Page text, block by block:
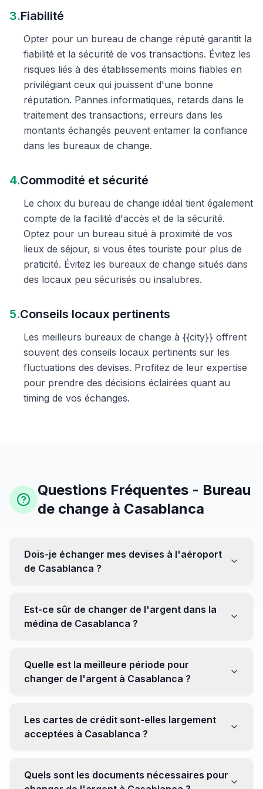
3.Fiabilité
Opter pour un bureau de change réputé garantit la
fiabilité et la sécurité de vos transactions. Évitez les
risques liés à des établissements moins fiables en
privilégiant ceux qui jouissent d'une bonne
réputation. Pannes informatiques, retards dans le
traitement des transactions, erreurs dans les
montants échangés peuvent entamer la confiance
dans les bureaux de change.
4.Commodité et sécurité
Le choix du bureau de change idéal tient également
compte de la facilité d'accès et de la sécurité.
Optez pour un bureau situé à proximité de vos
lieux de séjour, si vous êtes touriste pour plus de
praticité. Évitez les bureaux de change situés dans
des locaux peu sécurisés ou insalubres.
5.Conseils locaux pertinents
Les meilleurs bureaux de change à {{city}} offrent
souvent des conseils locaux pertinents sur les
fluctuations des devises. Profitez de leur expertise
pour prendre des décisions éclairées quant au
timing de vos échanges.
Questions Fréquentes - Bureau
de change à Casablanca
Dois-je échanger mes devises à l'aéroport
de Casablanca ?
être moins avantageux. Orientez-vous plutôt vers les
bureaux de change en ville pour obtenir de meilleurs
Est-ce sûr de changer de l'argent dans la
médina de Casablanca ?
établissements réputés pour éviter les surprises.
Quelle est la meilleure période pour
changer de l'argent à Casablanca ?
soyez attentif aux fluctuations pour maximiser la valeur
de vos devises.
Les cartes de crédit sont-elles largement
acceptées à Casablanca ?
Cependant, avoir un peu de monnaie locale peut être
Quels sont les documents nécessaires pour